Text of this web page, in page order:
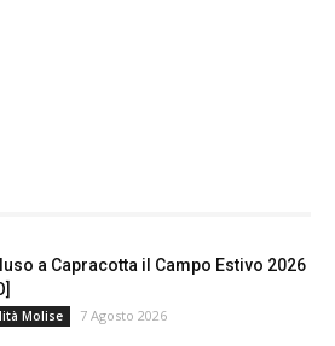
a Capracotta il Campo Estivo 2026
Molise 7 Agosto 2026